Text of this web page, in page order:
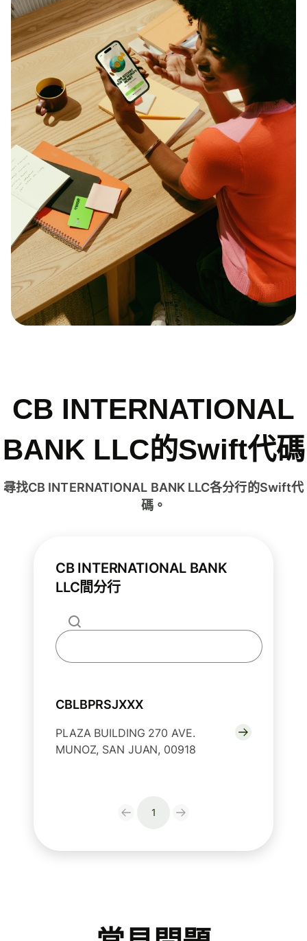
CB INTERNATIONAL
BANK LLC的Swift代碼
尋找CB INTERNATIONAL BANK LLC各分行的Swift代
碼。
CB INTERNATIONAL BANK
LLC間分行
CBLBPRSJXXX
PLAZA BUILDING 270 AVE.
MUNOZ, SAN JUAN, 00918
1